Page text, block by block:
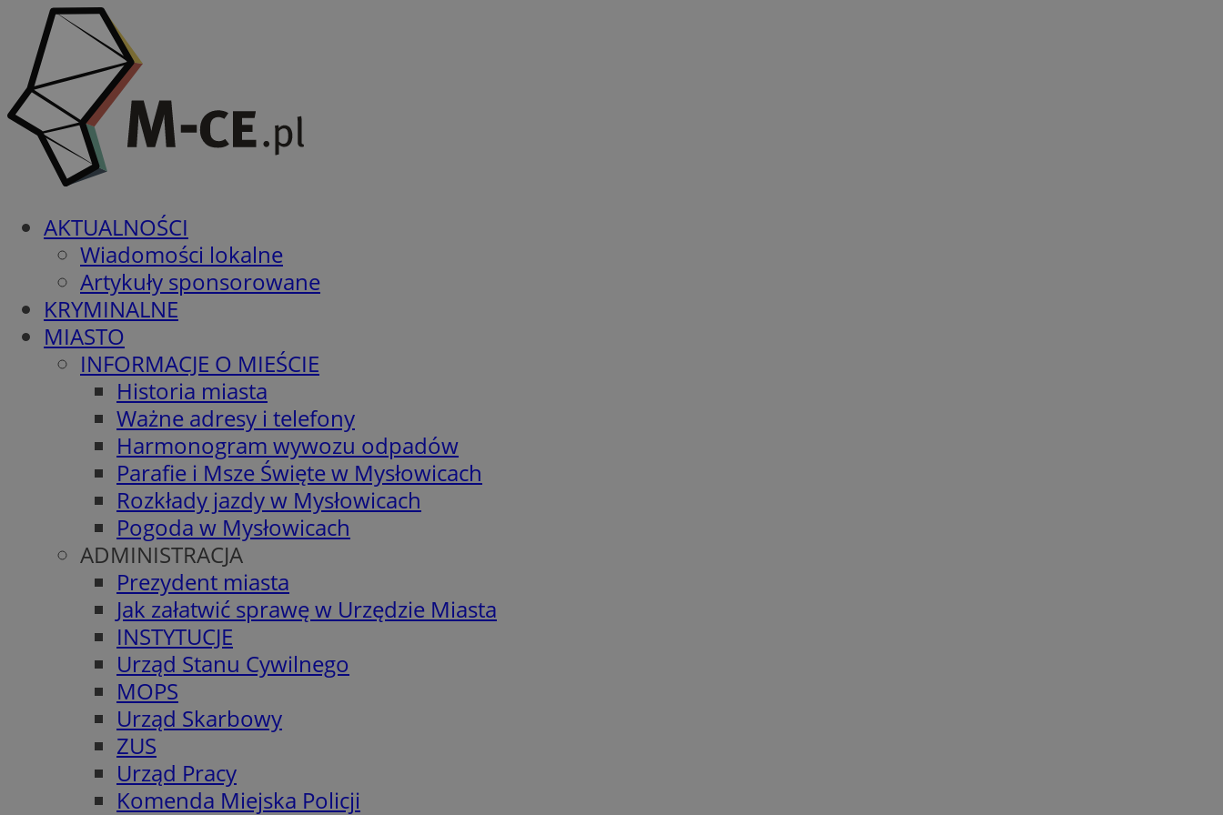
AKTUALNOŚCI
Wiadomości lokalne
Artykuły sponsorowane
KRYMINALNE
MIASTO
INFORMACJE O MIEŚCIE
Historia miasta
Ważne adresy i telefony
Harmonogram wywozu odpadów
Parafie i Msze Święte w Mysłowicach
Rozkłady jazdy w Mysłowicach
Pogoda w Mysłowicach
ADMINISTRACJA
Prezydent miasta
Jak załatwić sprawę w Urzędzie Miasta
INSTYTUCJE
Urząd Stanu Cywilnego
MOPS
Urząd Skarbowy
ZUS
Urząd Pracy
Komenda Miejska Policji